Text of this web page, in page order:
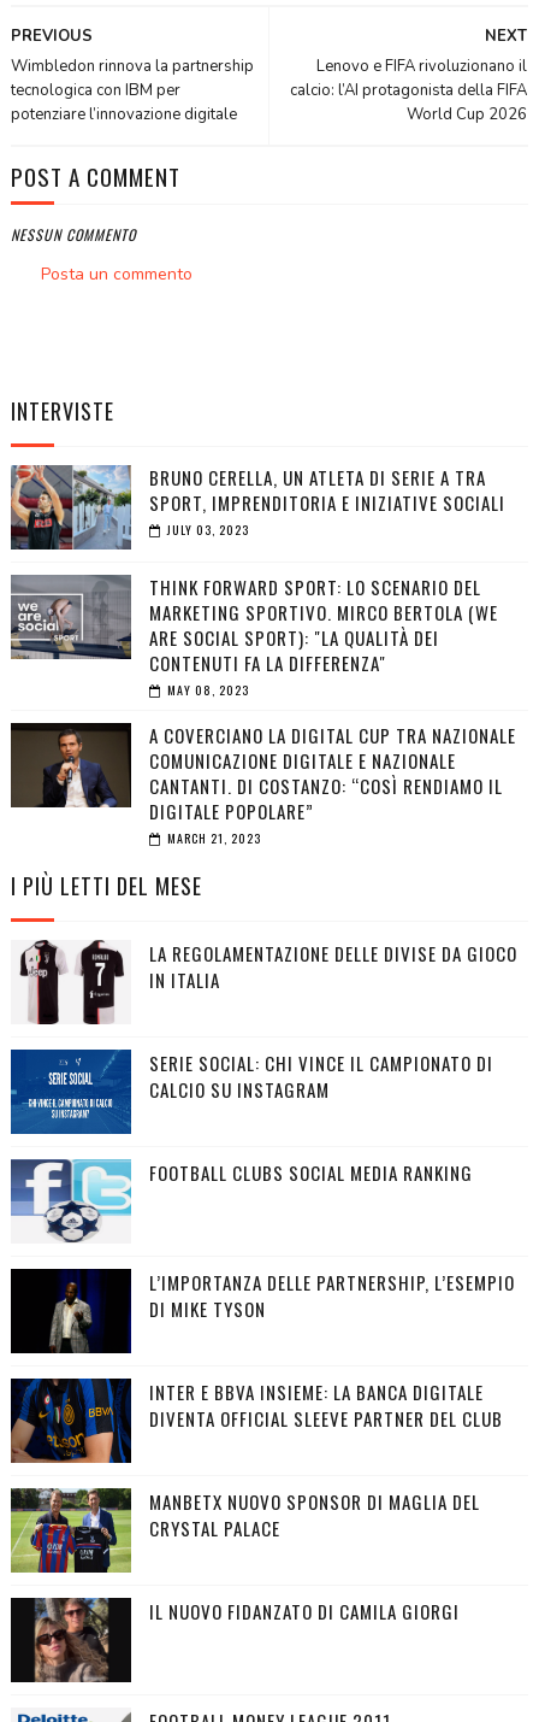
NEXT
Lenovo e FIFA rivoluzionano il
calcio: l’AI protagonista della FIFA
World Cup 2026
PREVIOUS
Wimbledon rinnova la partnership
tecnologica con IBM per
potenziare l’innovazione digitale
POST A COMMENT
NESSUN COMMENTO
Posta un commento
INTERVISTE
BRUNO CERELLA, UN ATLETA DI SERIE A TRA
SPORT, IMPRENDITORIA E INIZIATIVE SOCIALI
JULY 03, 2023
THINK FORWARD SPORT: LO SCENARIO DEL
MARKETING SPORTIVO. MIRCO BERTOLA (WE
ARE SOCIAL SPORT): "LA QUALITÀ DEI
CONTENUTI FA LA DIFFERENZA"
MAY 08, 2023
A COVERCIANO LA DIGITAL CUP TRA NAZIONALE
COMUNICAZIONE DIGITALE E NAZIONALE
CANTANTI. DI COSTANZO: “COSÌ RENDIAMO IL
DIGITALE POPOLARE”
MARCH 21, 2023
I PIÙ LETTI DEL MESE
LA REGOLAMENTAZIONE DELLE DIVISE DA GIOCO
IN ITALIA
SERIE SOCIAL: CHI VINCE IL CAMPIONATO DI
CALCIO SU INSTAGRAM
FOOTBALL CLUBS SOCIAL MEDIA RANKING
L’IMPORTANZA DELLE PARTNERSHIP, L’ESEMPIO
DI MIKE TYSON
INTER E BBVA INSIEME: LA BANCA DIGITALE
DIVENTA OFFICIAL SLEEVE PARTNER DEL CLUB
MANBETX NUOVO SPONSOR DI MAGLIA DEL
CRYSTAL PALACE
IL NUOVO FIDANZATO DI CAMILA GIORGI